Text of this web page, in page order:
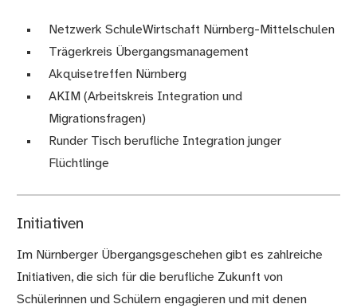
Netzwerk SchuleWirtschaft Nürnberg-Mittelschulen
Trägerkreis Übergangsmanagement
Akquisetreffen Nürnberg
AKIM (Arbeitskreis Integration und
Migrationsfragen)
Runder Tisch berufliche Integration junger
Flüchtlinge
Initiativen
Im Nürnberger Übergangsgeschehen gibt es zahlreiche
Initiativen, die sich für die berufliche Zukunft von
Schülerinnen und Schülern engagieren und mit denen